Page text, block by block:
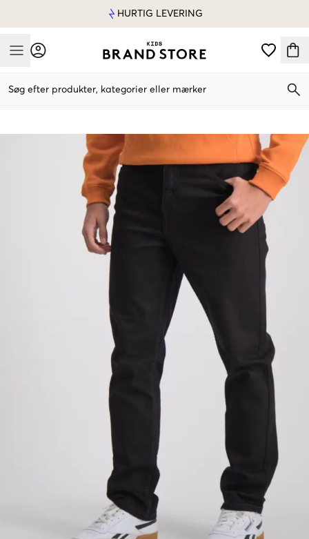
HURTIG LEVERING
Mobile Menu
Søg efter produkter, kategorier eller mærker